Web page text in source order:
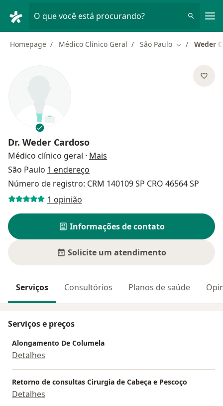
O que você está procurando?
Homepage Médico Clínico Geral São Paulo Mudar de
Weder
Dr. Weder Cardoso
Médico clínico geral · Mais
São Paulo 1 endereço
Número de registro: CRM 140109 SP CRO 46564 SP
1 opinião
Informações de contato
Solicite um atendimento
Serviços Consultórios Planos de saúde
Serviços e preços
Alongamento De Columela
Detalhes
Retorno de consultas Cirurgia de Cabeça e Pescoço
Detalhes